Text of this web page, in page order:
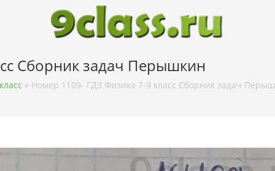
Сборник задач Перышкин
» Номер 1109- ГДЗ Физика 7-9 класс Сборник задач